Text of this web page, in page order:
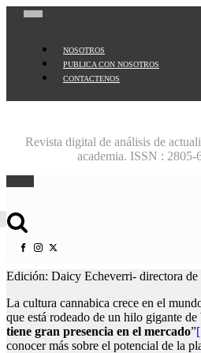
NOSOTROS
PUBLICA CON NOSOTROS
CONTACTENOS
Revista digital de análisis de
academia. ISSN : 2805-
Buscar:
Edición: Daicy Echeverri- directora
La cultura cannabica crece en el
que está rodeado de un hilo gigante
tiene gran presencia en el mercado”
conocer más sobre el potencial de la